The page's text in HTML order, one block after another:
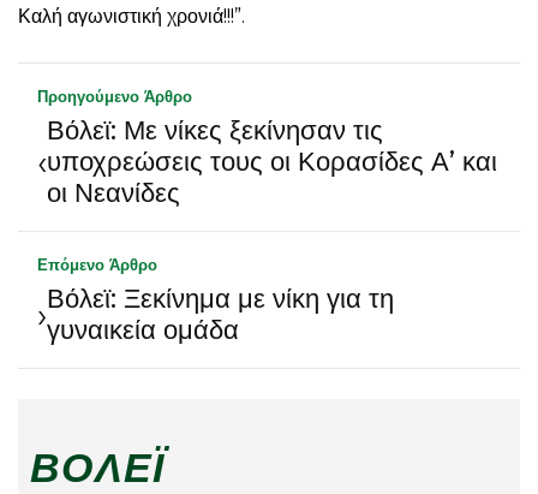
Καλή αγωνιστική χρονιά!!!”.
Προηγούμενο Άρθρο
‹
Βόλεϊ: Με νίκες ξεκίνησαν τις
υποχρεώσεις τους οι Κορασίδες Α’ και
οι Νεανίδες
Επόμενο Άρθρο
›Βόλεϊ: Ξεκίνημα με νίκη για τη
γυναικεία ομάδα
ΒΌΛΕΪ